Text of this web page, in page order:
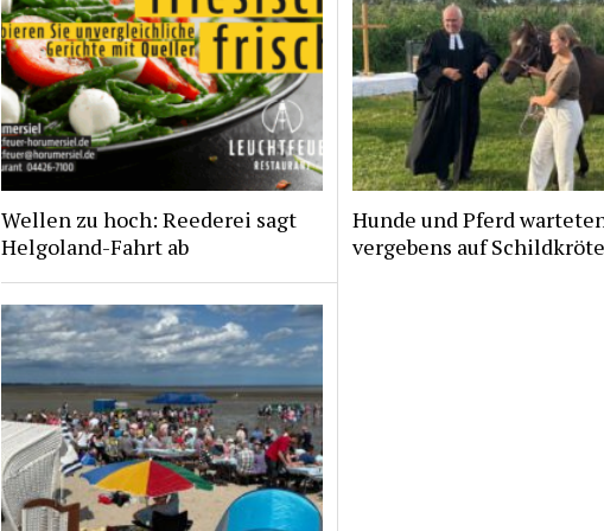
Wellen zu hoch: Reederei sagt
Helgoland-Fahrt ab
Hunde und Pferd
vergebens auf Schildkröte